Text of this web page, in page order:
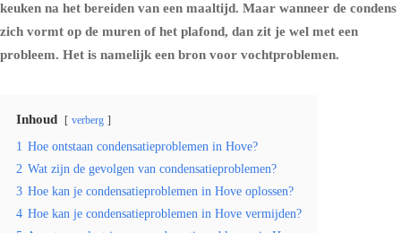
keuken na het bereiden van een maaltijd. Maar wanneer de condens
zich vormt op de muren of het plafond, dan zit je wel met een
probleem. Het is namelijk een bron voor vochtproblemen.
Inhoud verberg
1 Hoe ontstaan condensatieproblemen in Hove?
2 Wat zijn de gevolgen van condensatieproblemen?
3 Hoe kan je condensatieproblemen in Hove oplossen?
4 Hoe kan je condensatieproblemen in Hove vermijden?